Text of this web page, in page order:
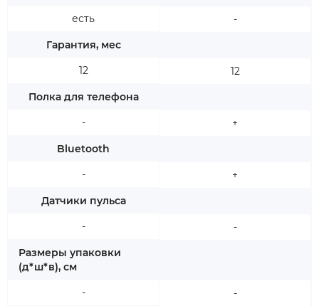
есть
Гарантия, мес
12
Полка для телефона
-
Bluetooth
-
Датчики пульса
-
Размеры упаковки
(д*ш*в), см
-
-
12
+
+
-
-